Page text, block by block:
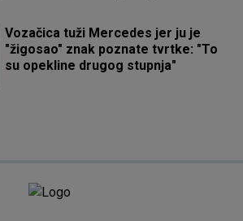
Vozačica tuži Mercedes jer ju je
"žigosao" znak poznate tvrtke: "To
su opekline drugog stupnja"